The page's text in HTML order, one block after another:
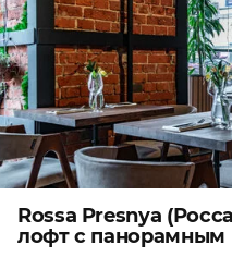
Rossa Presnya
лофт с панорамным